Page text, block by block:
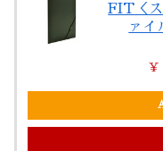
FIT＜
ァイ
￥